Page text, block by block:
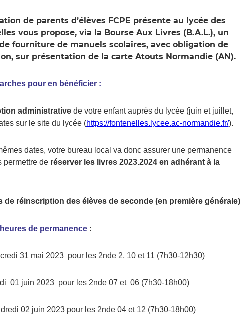
de parents d’élèves FCPE présente au lycée des
vous propose, via la Bourse Aux Livres (B.A.L.), un
fourniture de manuels scolaires, avec obligation de
sur présentation de la carte Atouts Normandie (AN).
pour en bénéficier :
administrativede votre enfant auprès du lycée (juin et juillet,
sur le site du lycée (https://fontenelles.lycee.ac-normandie.fr/).
dates, votre bureau local va donc assurer une permanence
permettre de réserver les livres 2023.2024 en adhérant à la
de réinscription des élèves de seconde (en première générale)
de permanence :
31 mai 2023 pour les 2nde 2, 10 et 11 (7h30-12h30)
01 juin 2023 pour les 2nde 07 et 06 (7h30-18h00)
02 juin 2023 pour les 2nde 04 et 12 (7h30-18h00)